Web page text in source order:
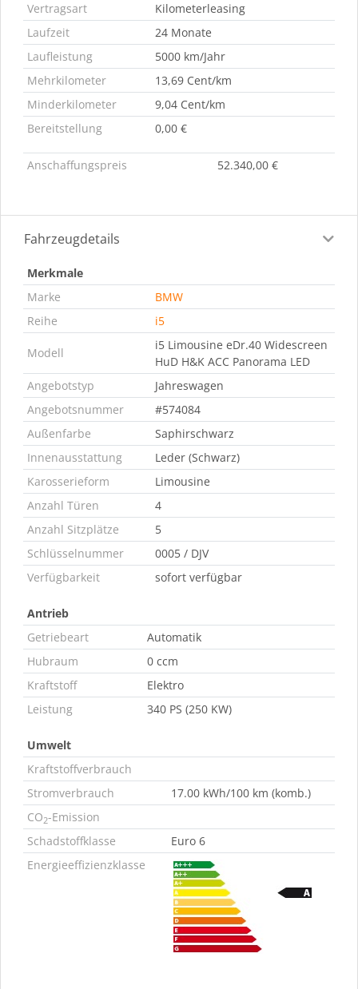
Vertragsart
Kilometerleasing
Laufzeit
24 Monate
Laufleistung
5000 km/Jahr
Mehrkilometer
13,69 Cent/km
Minderkilometer
9,04 Cent/km
Bereitstellung
0,00 €
Anschaffungspreis 52.340,00 €
Fahrzeugdetails
Merkmale
Marke
BMW
Reihe
i5
Modell
i5 Limousine eDr.40 Widescreen
HuD H&K ACC Panorama LED
Angebotstyp
Jahreswagen
Angebotsnummer
#574084
Außenfarbe
Saphirschwarz
Innenausstattung
Leder (Schwarz)
Karosserieform
Limousine
Anzahl Türen
4
Anzahl Sitzplätze
5
Schlüsselnummer
0005 / DJV
Verfügbarkeit
sofort verfügbar
Antrieb
Getriebeart
Automatik
Hubraum
0 ccm
Kraftstoff
Elektro
Leistung
340 PS (250 KW)
Umwelt
Kraftstoffverbrauch
Stromverbrauch
17.00 kWh/100 km (komb.)
CO2-Emission
Schadstoffklasse
Euro 6
Energieeffizienzklasse